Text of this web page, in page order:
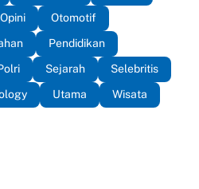
Opini
Otomotif
Pendidikan
Sejarah
Selebritis
Utama Wisata